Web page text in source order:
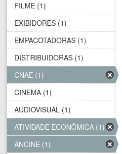
FILME (1)
EXIBIDORES (1)
EMPACOTADORAS (1)
DISTRIBUIDORAS (1)
CNAE (1)
CINEMA (1)
AUDIOVISUAL (1)
ATIVIDADE ECONÔMICA (1)
ANCINE (1)